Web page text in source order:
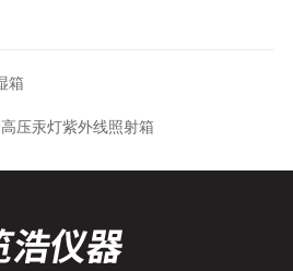
箱
压汞灯紫外线照射箱